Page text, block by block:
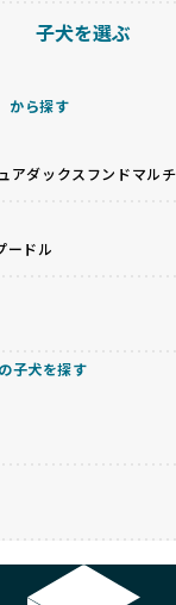
結果は透明性を持っ
、BreederFamilies
流通構造、劣悪な飼
います。優良ブリー
ています。
保護団体や保護団体
あることを理由に寄
姿勢が評価され、
、保護が必要なワン
しています。
した取り組みは、
ちゃんに優しい未来
の皆さんが
で、こうした社会
。
クションを介さずに
します。
ーダーは、広範囲に
ションを活用し、子
使わない」の詳細は
い」「珍しい毛色」
で取引されることが
イズは骨や心臓に負
伝疾患のリスクが高
、このような流行や
。小柄な母犬を繁殖
管理がされることも
ゃんの免疫力や体力
療費やケアの負担
うした流行に流され
子犬を選ぶ
から探す
アダックスフンドマル
ードル
子犬を探す